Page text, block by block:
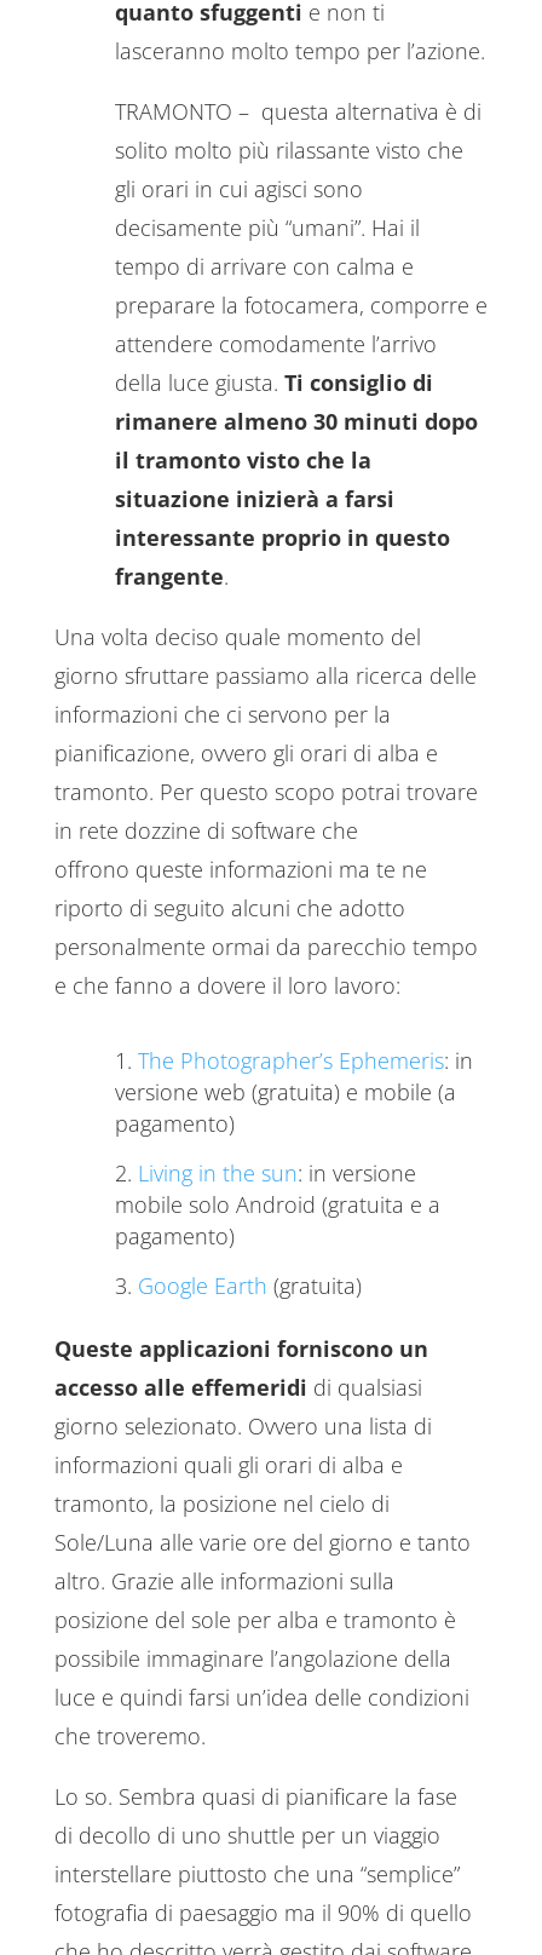
quanto sfuggenti e non ti
lasceranno molto tempo per l’azione.
TRAMONTO – questa alternativa è di
solito molto più rilassante visto che
gli orari in cui agisci sono
decisamente più “umani”. Hai il
tempo di arrivare con calma e
preparare la fotocamera, comporre e
attendere comodamente l’arrivo
della luce giusta. Ti consiglio di
rimanere almeno 30 minuti dopo
il tramonto visto che la
situazione inizierà a farsi
interessante proprio in questo
frangente.
Una volta deciso quale momento del
giorno sfruttare passiamo alla ricerca delle
informazioni che ci servono per la
pianificazione, ovvero gli orari di alba e
tramonto. Per questo scopo potrai trovare
in rete dozzine di software che
offrono queste informazioni ma te ne
riporto di seguito alcuni che adotto
personalmente ormai da parecchio tempo
e che fanno a dovere il loro lavoro:
The Photographer’s Ephemeris: in
versione web (gratuita) e mobile (a
pagamento)
Living in the sun: in versione
mobile solo Android (gratuita e a
pagamento)
Google Earth (gratuita)
Queste applicazioni forniscono un
accesso alle effemeridi di qualsiasi
giorno selezionato. Ovvero una lista di
informazioni quali gli orari di alba e
tramonto, la posizione nel cielo di
Sole/Luna alle varie ore del giorno e tanto
altro. Grazie alle informazioni sulla
posizione del sole per alba e tramonto è
possibile immaginare l’angolazione della
luce e quindi farsi un’idea delle condizioni
che troveremo.
Lo so. Sembra quasi di pianificare la fase
di decollo di uno shuttle per un viaggio
interstellare piuttosto che una “semplice”
fotografia di paesaggio ma il 90% di quello